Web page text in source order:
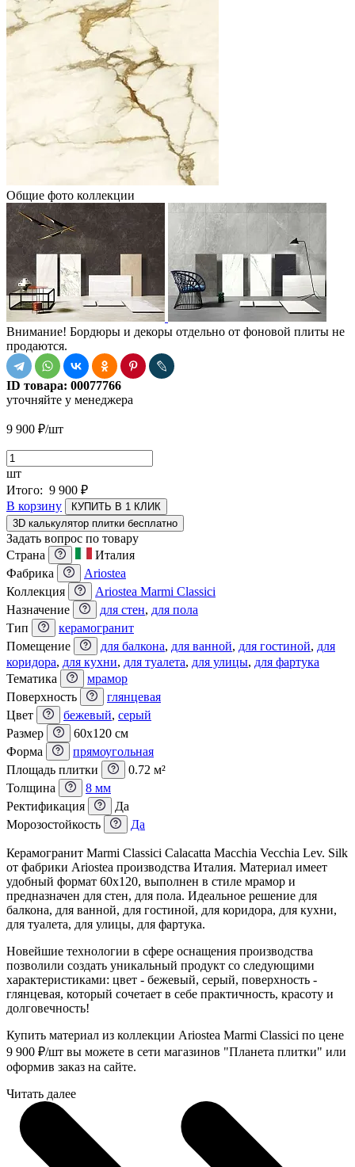
Общие фото коллекции
Внимание! Бордюры и декоры отдельно от фоновой плиты не
продаются.
ID товара: 00077766
уточняйте у менеджера
9 900 ₽/шт
шт
Итого: 9 900 ₽
В корзину
КУПИТЬ В 1 КЛИК
3D калькулятор плитки бесплатно
Задать вопрос по товару
Страна
Италия
Фабрика
Ariostea
Коллекция
Ariostea Marmi Classici
Назначение
для стен, для пола
Тип
керамогранит
Помещение
для балкона, для ванной, для гостиной, для
коридора, для кухни, для туалета, для улицы, для фартука
Тематика
мрамор
Поверхность
глянцевая
Цвет
бежевый, серый
Размер
60x120 см
Форма
прямоугольная
Площадь плитки
0.72 м²
Толщина
8 мм
Ректификация
Да
Морозостойкость
Да
Керамогранит Marmi Classici Calacatta Macchia Vecchia Lev. Silk
от фабрики Ariostea производства Италия. Материал имеет
удобный формат 60x120, выполнен в стиле мрамор и
предназначен для стен, для пола. Идеальное решение для
балкона, для ванной, для гостиной, для коридора, для кухни,
для туалета, для улицы, для фартука.
Новейшие технологии в сфере оснащения производства
позволили создать уникальный продукт со следующими
характеристиками: цвет - бежевый, серый, поверхность -
глянцевая, который сочетает в себе практичность, красоту и
долговечность!
Купить материал из коллекции Ariostea Marmi Classici по цене
9 900 ₽/шт вы можете в сети магазинов "Планета плитки" или
оформив заказ на сайте.
Читать далее